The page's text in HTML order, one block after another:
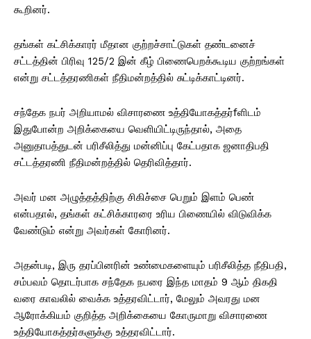
கூறினர்.
தங்கள் கட்சிக்காரர் மீதான குற்றச்சாட்டுகள் தண்டனைச்
சட்டத்தின் பிரிவு 125/2 இன் கீழ் பிணைபெறக்கூடிய குற்றங்கள்
என்று சட்டத்தரணிகள் நீதிமன்றத்தில் சுட்டிக்காட்டினர்.
சந்தேக நபர் அறியாமல் விசாரணை உத்தியோகத்தர்fளிடம்
இதுபோன்ற அறிக்கையை வெளியிட்டிருந்தால், அதை
அனுதாபத்துடன் பரிசீலித்து மன்னிப்பு கேட்பதாக ஜனாதிபதி
சட்டத்தரணி நீதிமன்றத்தில் தெரிவித்தார்.
அவர் மன அழுத்தத்திற்கு சிகிச்சை பெறும் இளம் பெண்
என்பதால், தங்கள் கட்சிக்காரரை உரிய பிணையில் விடுவிக்க
வேண்டும் என்று அவர்கள் கோரினர்.
அதன்படி, இரு தரப்பினரின் உண்மைகளையும் பரிசீலித்த நீதிபதி,
சம்பவம் தொடர்பாக சந்தேக நபரை இந்த மாதம் 9 ஆம் திகதி
வரை காவலில் வைக்க உத்தரவிட்டார், மேலும் அவரது மன
ஆரோக்கியம் குறித்த அறிக்கையை கோருமாறு விசாரணை
உத்தியோகத்தர்களுக்கு உத்தரவிட்டார்.